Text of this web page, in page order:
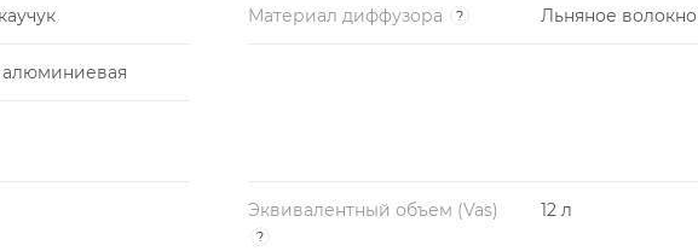
Материал диффузора ? Льняное волокно
алюминиевая
Эквивалентный объем (Vas)
?
12 л